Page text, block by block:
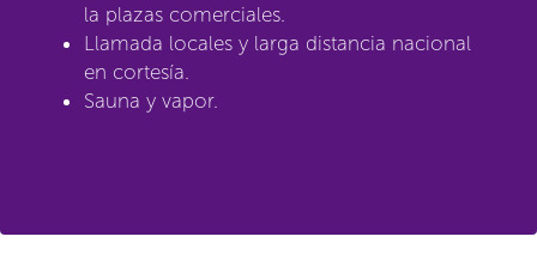
la plazas comerciales.
Llamada locales y larga distancia nacional
en cortesía.
Sauna y vapor.